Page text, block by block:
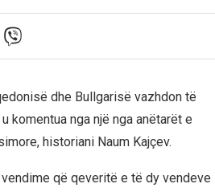
dhe Bullgarisë vazhdon të
komentua nga një nga anëtarët e
historiani Naum Kajçev.
që qeveritë e të dy vendeve